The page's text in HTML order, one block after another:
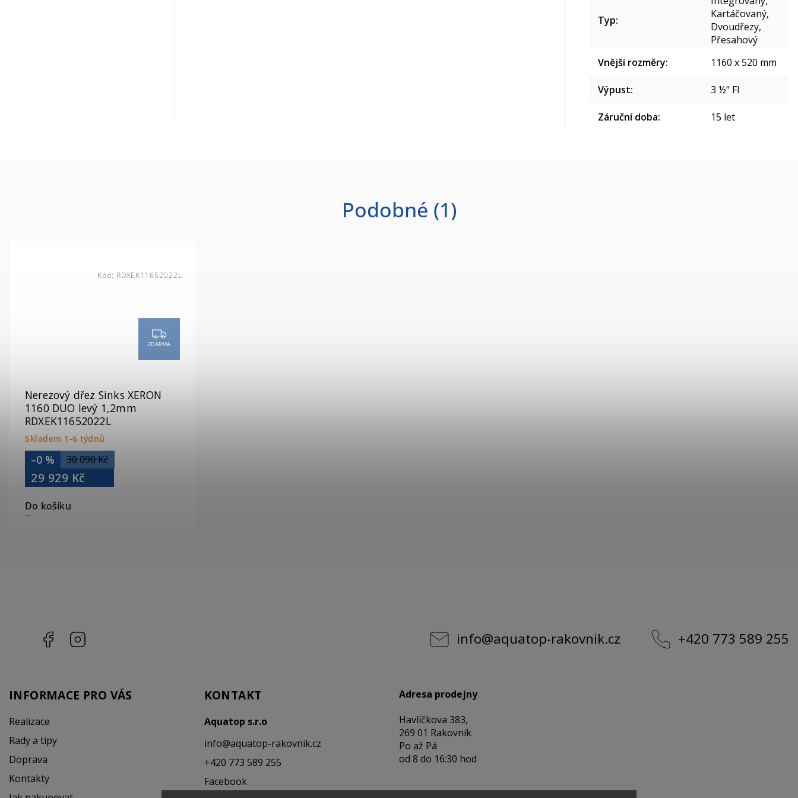
Typ:
Kartáčovaný,
Dvoudřezy,
Přesahový
Vnější rozměry: 1160 x 520 mm
Výpust: 3 ½“ FI
Záruční doba: 15 let
Podobné (1)
ZDARMA
Nerezový dřez Sinks XERON
1160 DUO levý 1,2mm
RDXEK11652022L
Skladem 1-6 týdnů
30 090 Kč
–0 %
29 929 Kč
Do košíku
Kód: RDXEK11652022L
Facebook info@aquatop-rakovnik.cz +420 773 589 255
INFORMACE PRO VÁS
Realizace
Rady a tipy
Doprava
Kontakty
KONTAKT
Aquatop s.r.o
info@aquatop-rakovnik.cz
+420 773 589 255
Facebook
Adresa prodejny
Havlíčkova 383,
269 01 Rakovník
Po až Pá
od 8 do 16:30 hod